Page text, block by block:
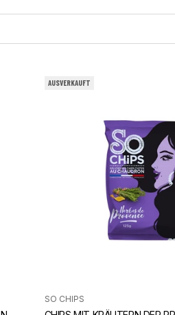
AUSVERKAUFT
SO CHIPS